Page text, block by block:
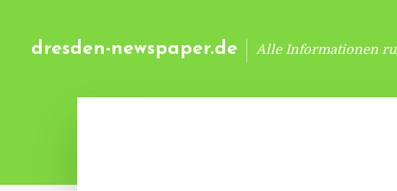
dresden-newspaper.de Alle Informationen